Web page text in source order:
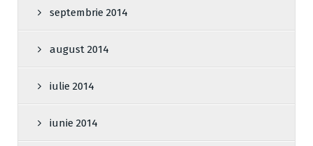
septembrie 2014
august 2014
iulie 2014
iunie 2014